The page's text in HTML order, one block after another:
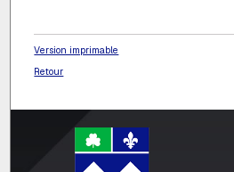
Version imprimable
Retour